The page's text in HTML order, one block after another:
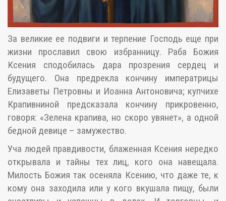
За великие ее подвиги и терпение Господь еще при
жизни прославил свою избранницу. Раба Божия
Ксения сподобилась дара прозрения сердец и
будущего. Она предрекла кончину императрицы
Елизаветы Петровны и Иоанна Антоновича; купчихе
Крапивниной предсказала кончину прикровенно,
говоря: «Зелена крапива, но скоро увянет», а одной
бедной девице – замужество.
Уча людей правдивости, блаженная Ксения нередко
открывала и тайны тех лиц, кого она навещала.
Милость Божия так осеняла Ксению, что даже те, к
кому она заходила или у кого вкушала пищу, были